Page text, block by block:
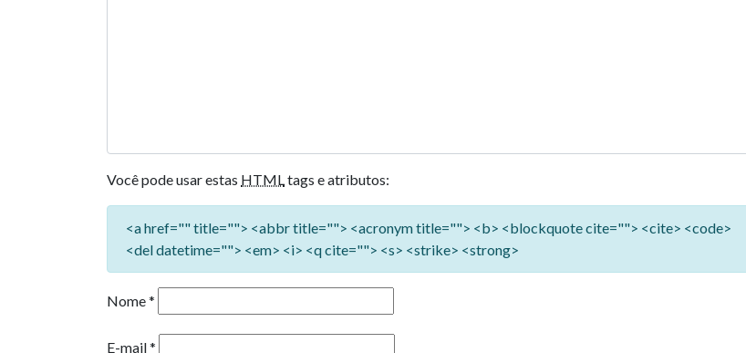
Você pode usar estas HTMLtags e atributos:
<a href="" title=""> <abbr title=""> <acronym title=""> <b> <blockquote cite=""> <cite> <code>
<del datetime=""> <em> <i> <q cite=""> <s> <strike> <strong>
Nome*
E-mail*